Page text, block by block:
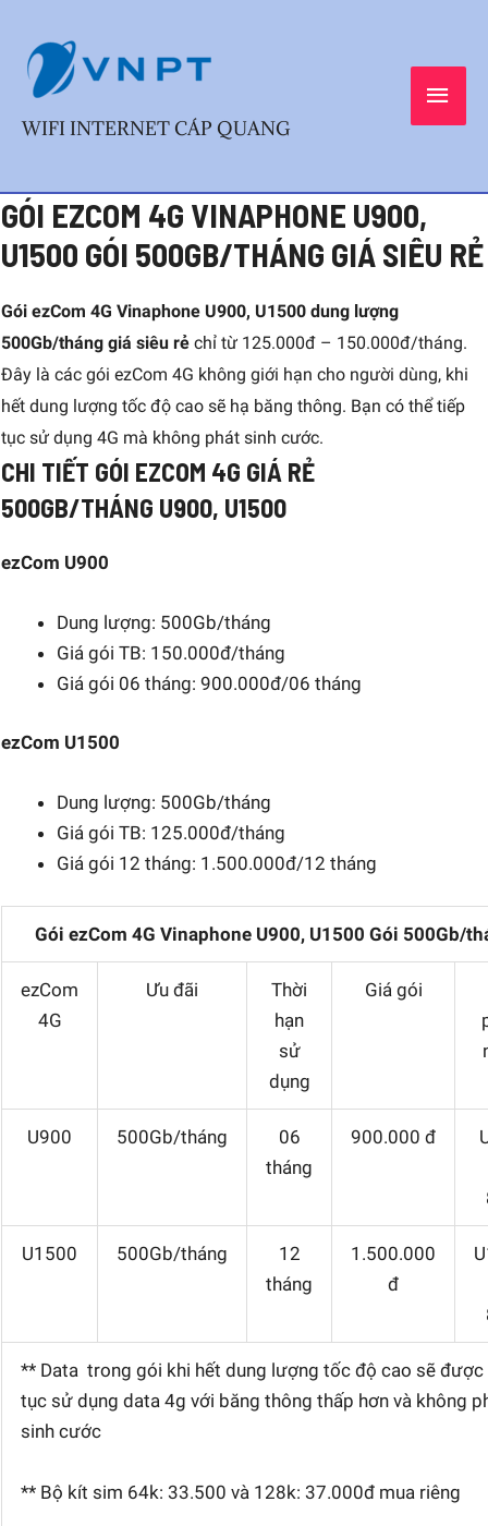
content
WIFI INTERNET CÁP QUANG
GÓI EZCOM 4G VINAPHONE U900,
U1500 GÓI 500GB/THÁNG GIÁ SIÊU RẺ
Gói ezCom 4G Vinaphone U900, U1500 dung lượng
500Gb/tháng giá siêu rẻ chỉ từ 125.000đ – 150.000đ/tháng.
Đây là các gói ezCom 4G không giới hạn cho người dùng, khi
hết dung lượng tốc độ cao sẽ hạ băng thông. Bạn có thể tiếp
tục sử dụng 4G mà không phát sinh cước.
CHI TIẾT GÓI EZCOM 4G GIÁ RẺ
500GB/THÁNG U900, U1500
ezCom U900
Dung lượng: 500Gb/tháng
Giá gói TB: 150.000đ/tháng
Giá gói 06 tháng: 900.000đ/06 tháng
ezCom U1500
Dung lượng: 500Gb/tháng
Giá gói TB: 125.000đ/tháng
Giá gói 12 tháng: 1.500.000đ/12 tháng​​​​​​​
Gói ezCom 4G Vinaphone U900, U1500 Gói 500Gb/
ezCom
4G
Ưu đãi
Thời
hạn
sử
dụng
Giá gói
U900 500Gb/tháng
06
tháng
900.000 đ
U1500 500Gb/tháng
12
tháng
1.500.000
đ
** Data trong gói khi hết dung lượng tốc độ cao sẽ được
tục sử dụng data 4g với băng thông thấp hơn và không
sinh cước
** Bộ kít sim 64k: 33.500 và 128k: 37.000đ mua riêng
Post
navigation